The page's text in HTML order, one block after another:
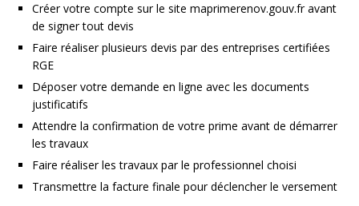
Créer votre compte sur le site maprimerenov.gouv.fr avant
de signer tout devis
Faire réaliser plusieurs devis par des entreprises certifiées
RGE
Déposer votre demande en ligne avec les documents
justificatifs
Attendre la confirmation de votre prime avant de démarrer
les travaux
Faire réaliser les travaux par le professionnel choisi
Transmettre la facture finale pour déclencher le versement